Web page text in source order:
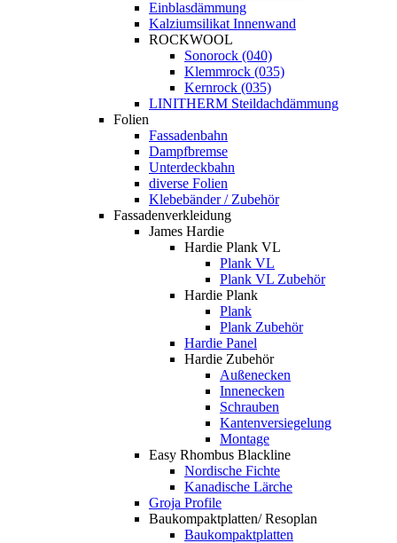
Einblasdämmung
Kalziumsilikat Innenwand
ROCKWOOL
Sonorock (040)
Klemmrock (035)
Kernrock (035)
LINITHERM Steildachdämmung
Folien
Fassadenbahn
Dampfbremse
Unterdeckbahn
diverse Folien
Klebebänder / Zubehör
Fassadenverkleidung
James Hardie
Hardie Plank VL
Plank VL
Plank VL Zubehör
Hardie Plank
Plank
Plank Zubehör
Hardie Panel
Hardie Zubehör
Außenecken
Innenecken
Schrauben
Kantenversiegelung
Montage
Easy Rhombus Blackline
Nordische Fichte
Kanadische Lärche
Groja Profile
Baukompaktplatten/ Resoplan
Baukompaktplatten